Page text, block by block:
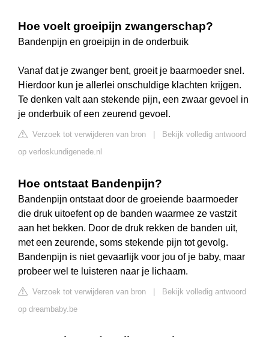
Hoe voelt groeipijn zwangerschap?
Bandenpijn en groeipijn in de onderbuik
Vanaf dat je zwanger bent, groeit je baarmoeder snel.
Hierdoor kun je allerlei onschuldige klachten krijgen.
Te denken valt aan stekende pijn, een zwaar gevoel in
je onderbuik of een zeurend gevoel.
Verzoek tot verwijderen van bron
Bekijk volledig antwoord
op verloskundigenede.nl
Hoe ontstaat Bandenpijn?
Bandenpijn ontstaat door de groeiende baarmoeder
die druk uitoefent op de banden waarmee ze vastzit
aan het bekken. Door de druk rekken de banden uit,
met een zeurende, soms stekende pijn tot gevolg.
Bandenpijn is niet gevaarlijk voor jou of je baby, maar
probeer wel te luisteren naar je lichaam.
Verzoek tot verwijderen van bron
Bekijk volledig antwoord
op dreambaby.be